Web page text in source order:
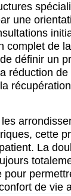
une
complet de
définir un
réduction de
cette
La
pour
de vie